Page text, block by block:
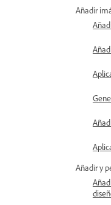
Añadir
Añadir y